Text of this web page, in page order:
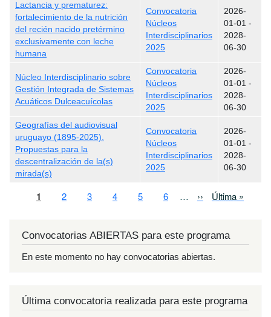
Lactancia y prematurez:
fortalecimiento de la nutrición
del recién nacido pretérmino
exclusivamente con leche
humana
Convocatoria
Núcleos
Interdisciplinarios
2025
2026-
01-01 -
2028-
06-30
Núcleo Interdisciplinario sobre
Gestión Integrada de Sistemas
Acuáticos Dulceacuícolas
Convocatoria
Núcleos
Interdisciplinarios
2025
2026-
01-01 -
2028-
06-30
Geografías del audiovisual
uruguayo (1895-2025).
Propuestas para la
descentralización de la(s)
mirada(s)
Convocatoria
Núcleos
Interdisciplinarios
2025
2026-
01-01 -
2028-
06-30
Paginación
Página actual
1 Page
2 Page
3 Page
4 Page
5 Page
6 … Siguiente página
›› Última página
Última »
Convocatorias ABIERTAS para este programa
En este momento no hay convocatorias abiertas.
Última convocatoria realizada para este programa